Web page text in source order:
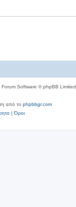
Forum Software © phpBB Limited
από το phpbbgr.com
|Όροι